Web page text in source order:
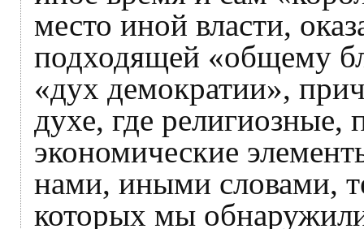
место иной власти,
подходящей «общему
«дух демократии»,
духе, где религиозные,
экономические
нами, иными словами,
которых мы